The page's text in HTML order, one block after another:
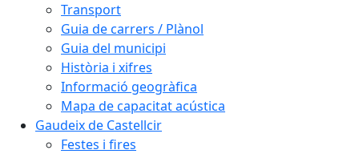
Transport
Guia de carrers / Plànol
Guia del municipi
Història i xifres
Informació geogràfica
Mapa de capacitat acústica
Gaudeix de Castellcir
Festes i fires